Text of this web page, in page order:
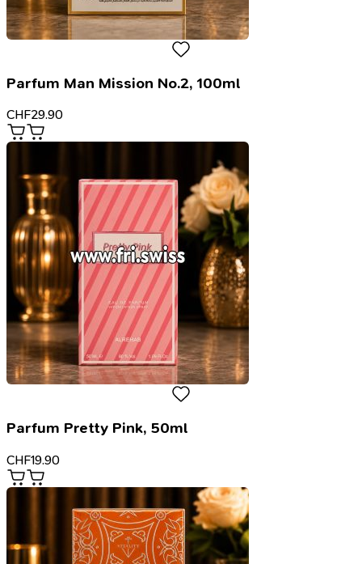
Parfum Man Mission No.2, 100ml
CHF29.90
Parfum Pretty Pink, 50ml
CHF19.90